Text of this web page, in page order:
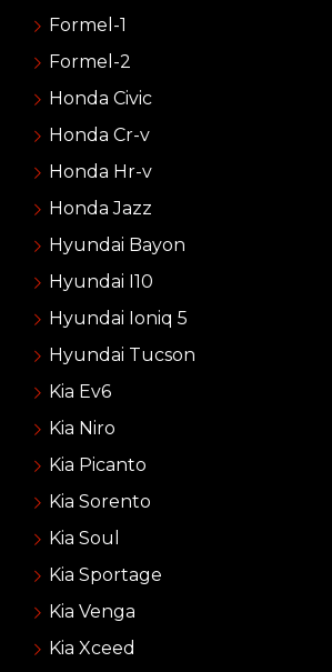
Formel-1
Formel-2
Honda Civic
Honda Cr-v
Honda Hr-v
Honda Jazz
Hyundai Bayon
Hyundai I10
Hyundai Ioniq 5
Hyundai Tucson
Kia Ev6
Kia Niro
Kia Picanto
Kia Sorento
Kia Soul
Kia Sportage
Kia Venga
Kia Xceed